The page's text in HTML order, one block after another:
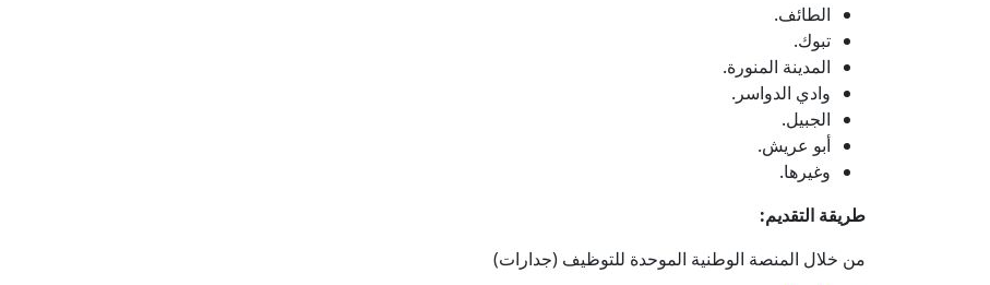
الطائف.
تبوك.
المدينة المنورة.
وادي الدواسر.
الجبيل.
أبو عريش.
وغيرها.
طريقة التقديم:
من خلال المنصة الوطنية الموحدة للتوظيف (جدارات)